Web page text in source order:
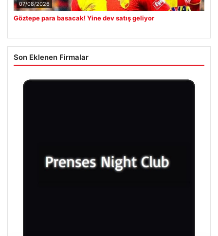
07/08/2026
Göztepe para basacak! Yine dev satış geliyor
Son Eklenen Firmalar